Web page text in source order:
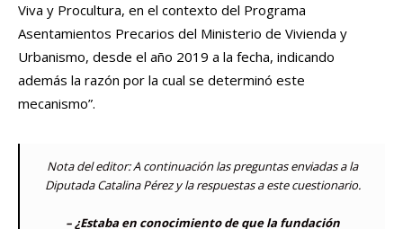
Viva y Procultura, en el contexto del Programa
Asentamientos Precarios del Ministerio de Vivienda y
Urbanismo, desde el año 2019 a la fecha, indicando
además la razón por la cual se determinó este
mecanismo”.
Nota del editor: A continuación las preguntas enviadas a la
Diputada Catalina Pérez y la respuestas a este cuestionario.
– ¿Estaba en conocimiento de que la fundación